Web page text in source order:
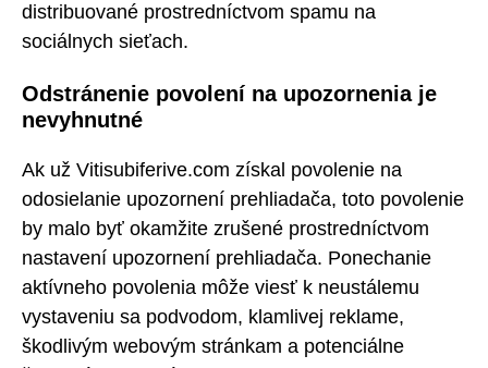
distribuované prostredníctvom spamu na
sociálnych sieťach.
Odstránenie povolení na upozornenia je
nevyhnutné
Ak už Vitisubiferive.com získal povolenie na
odosielanie upozornení prehliadača, toto povolenie
by malo byť okamžite zrušené prostredníctvom
nastavení upozornení prehliadača. Ponechanie
aktívneho povolenia môže viesť k neustálemu
vystaveniu sa podvodom, klamlivej reklame,
škodlivým webovým stránkam a potenciálne